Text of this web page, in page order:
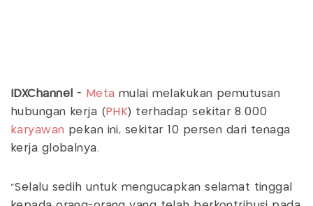
IDXChannel - Meta mulai melakukan pemutusan
hubungan kerja ( PHK) terhadap sekitar 8.000
karyawan pekan ini, sekitar 10 persen dari tenaga
kerja globalnya.
"Selalu sedih untuk mengucapkan selamat tinggal